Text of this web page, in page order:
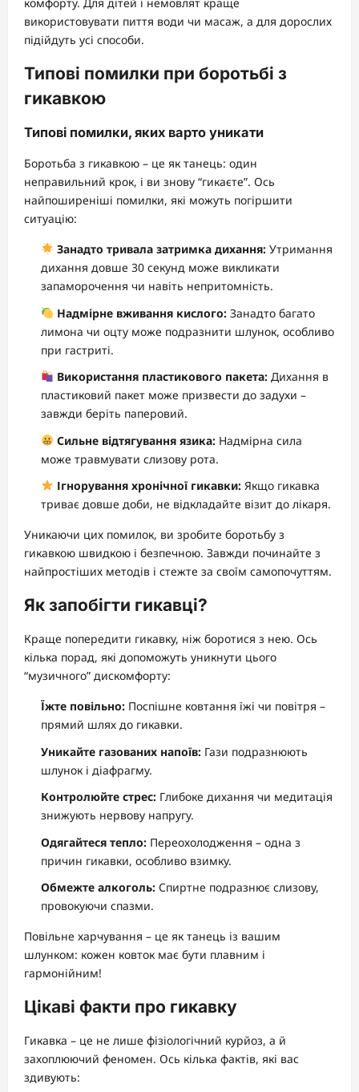
використовувати пиття води чи масаж, а для дорослих
підійдуть усі способи.
Типові помилки при боротьбі з
гикавкою
Типові помилки, яких варто уникати
Боротьба з гикавкою – це як танець: один
неправильний крок, і ви знову “гикаєте”. Ось
найпоширеніші помилки, які можуть погіршити
ситуацію:
Занадто тривала затримка дихання:Утримання
дихання довше 30 секунд може викликати
запаморочення чи навіть непритомність.
Надмірне вживання кислого:Занадто багато
лимона чи оцту може подразнити шлунок, особливо
при гастриті.
Використання пластикового пакета:Дихання в
пластиковий пакет може призвести до задухи –
завжди беріть паперовий.
Сильне відтягування язика:Надмірна сила
може травмувати слизову рота.
Ігнорування хронічної гикавки:Якщо гикавка
триває довше доби, не відкладайте візит до лікаря.
Уникаючи цих помилок, ви зробите боротьбу з
гикавкою швидкою і безпечною. Завжди починайте з
найпростіших методів і стежте за своїм самопочуттям.
Як запобігти гикавці?
Краще попередити гикавку, ніж боротися з нею. Ось
кілька порад, які допоможуть уникнути цього
“музичного” дискомфорту:
Їжте повільно: Поспішне ковтання їжі чи повітря –
прямий шлях до гикавки.
Уникайте газованих напоїв: Гази подразнюють
шлунок і діафрагму.
Контролюйте стрес: Глибоке дихання чи медитація
знижують нервову напругу.
Одягайтеся тепло: Переохолодження – одна з
причин гикавки, особливо взимку.
Обмежте алкоголь: Спиртне подразнює слизову,
провокуючи спазми.
Повільне харчування – це як танець із вашим
шлунком: кожен ковток має бути плавним і
гармонійним!
Цікаві факти про гикавку
Гикавка – це не лише фізіологічний курйоз, а й
захоплюючий феномен. Ось кілька фактів, які вас
здивують: